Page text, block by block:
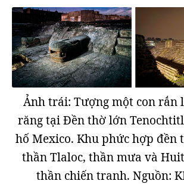
Ảnh trái: Tượng một con rắn
răng tại Đền thờ lớn
hố Mexico. Khu phức hợp đền
thần Tlaloc, thần mưa và
thần chiến tranh. Nguồn: